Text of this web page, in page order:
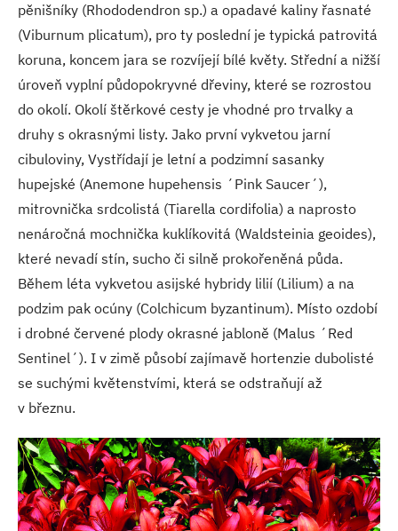
pěnišníky (Rhododendron sp.) a opadavé kaliny řasnaté
(Viburnum plicatum), pro ty poslední je typická patrovitá
koruna, koncem jara se rozvíjejí bílé květy. Střední a nižší
úroveň vyplní půdopokryvné dřeviny, které se rozrostou
do okolí. Okolí štěrkové cesty je vhodné pro trvalky a
druhy s okrasnými listy. Jako první vykvetou jarní
cibuloviny, Vystřídají je letní a podzimní sasanky
hupejské (Anemone hupehensis ´Pink Saucer´),
mitrovnička srdcolistá (Tiarella cordifolia) a naprosto
nenáročná mochnička kuklíkovitá (Waldsteinia geoides),
které nevadí stín, sucho či silně prokořeněná půda.
Během léta vykvetou asijské hybridy lilií (Lilium) a na
podzim pak ocúny (Colchicum byzantinum). Místo ozdobí
i drobné červené plody okrasné jabloně (Malus ´Red
Sentinel´). I v zimě působí zajímavě hortenzie dubolisté
se suchými květenstvími, která se odstraňují až
v březnu.